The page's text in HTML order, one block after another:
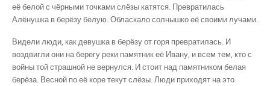
её белой с чёрными точками слёзы катятся. Превратилась
Алёнушка в берёзу белую. Обласкало солнышко её своими лучами.
Видели люди, как девушка в берёзу от горя превратилась. И
воздвигли они на берегу реки памятник её Ивану, и всем тем, кто с
войны той страшной не вернулся. И стоит над памятником белая
берёза. Весной по её коре текут слёзы. Люди приходят на это